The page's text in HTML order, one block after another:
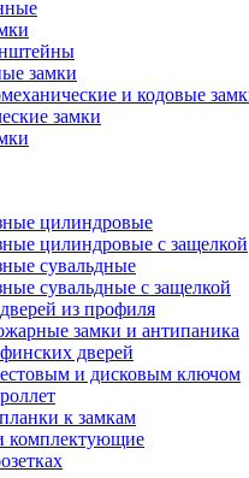
замки
и кодовые
замки
цилиндровые
цилиндровые с защелкой
сувальдные
сувальдные с защелкой
из профиля
замки и антипаника
дверей
и дисковым ключом
к замкам
комплектующие